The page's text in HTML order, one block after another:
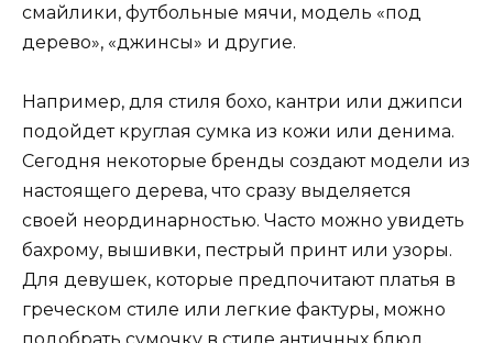
смайлики, футбольные мячи, модель «под
дерево», «джинсы» и другие.
Например, для стиля бохо, кантри или джипси
подойдет круглая сумка из кожи или денима.
Сегодня некоторые бренды создают модели из
настоящего дерева, что сразу выделяется
своей неординарностью. Часто можно увидеть
бахрому, вышивки, пестрый принт или узоры.
Для девушек, которые предпочитают платья в
греческом стиле или легкие фактуры, можно